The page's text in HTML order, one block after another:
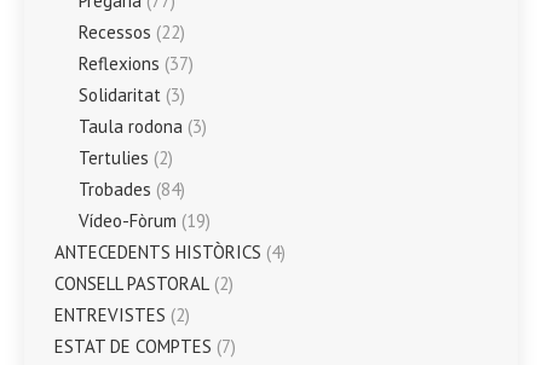
Recessos (22)
Reflexions (37)
Solidaritat (3)
Taula rodona (3)
Tertulies (2)
Trobades (84)
Vídeo-Fòrum (19)
ANTECEDENTS HISTÒRICS (4)
CONSELL PASTORAL (2)
ENTREVISTES (2)
ESTAT DE COMPTES (7)